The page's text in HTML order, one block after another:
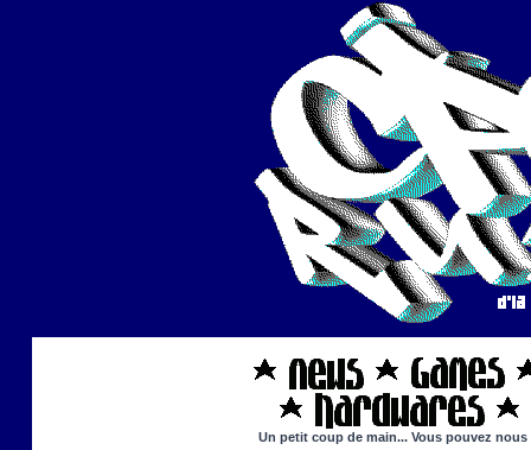
Un petit coup de main... Vous pouvez